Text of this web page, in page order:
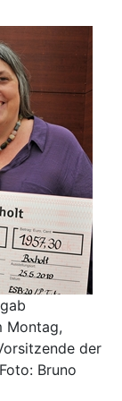
Montag,
der
Bruno